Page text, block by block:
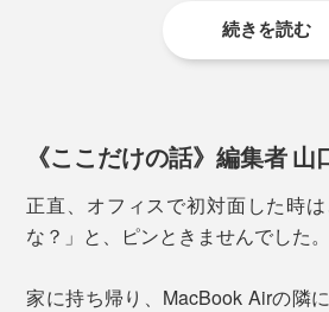
素材はステンレス。
を轟かせた、新潟・燕三条の「鏡
れています。
この球体、「２つの半球を溶接し
つかりません。
続きを読む
《ここだけの話》編集者 山
正直、オフィスで初対面した時
な？」と、ピンときませんでした。
家に持ち帰り、MacBook Airの隣